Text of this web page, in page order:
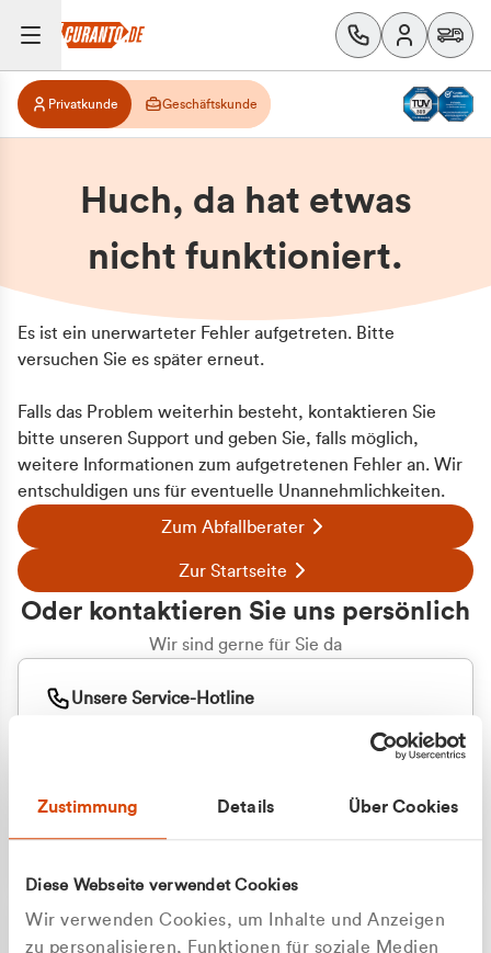
Zustimmung Details Über Cookies
Diese Webseite verwendet Cookies
Wir verwenden Cookies, um Inhalte und Anzeigen
zu personalisieren, Funktionen für soziale Medien
Privatkunde Geschäftskunde
Huch, da hat etwas
nicht funktioniert.
Es ist ein unerwarteter Fehler aufgetreten. Bitte
versuchen Sie es später erneut.
Falls das Problem weiterhin besteht, kontaktieren Sie
bitte unseren Support und geben Sie, falls möglich,
weitere Informationen zum aufgetretenen Fehler an. Wir
entschuldigen uns für eventuelle Unannehmlichkeiten.
Zum Abfallberater
Zur Startseite
Oder kontaktieren Sie uns persönlich
Wir sind gerne für Sie da
Unsere Service-Hotline
+49 177 8376058